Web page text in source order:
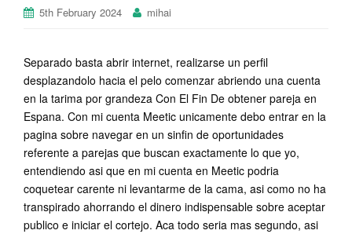
5th February 2024 mihai
Separado basta abrir internet, realizarse un perfil
desplazandolo hacia el pelo comenzar abriendo una cuenta
en la tarima por grandeza Con El Fin De obtener pareja en
Espana. Con mi cuenta Meetic unicamente debo entrar en la
pagina sobre navegar en un sinfin de oportunidades
referente a parejas que buscan exactamente lo que yo,
entendiendo asi que en mi cuenta en Meetic podria
coquetear carente ni levantarme de la cama, asi­ como no ha
transpirado ahorrando el dinero indispensable sobre aceptar
publico e iniciar el cortejo. Aca todo seria mas segundo, asi